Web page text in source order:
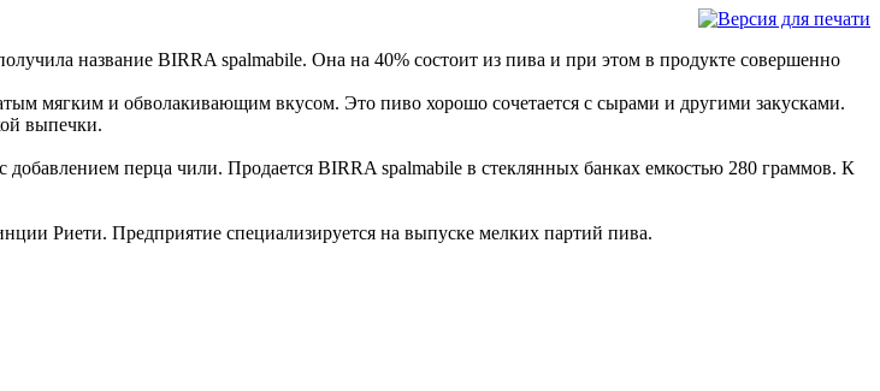
название BIRRA spalmabile. Она на 40% состоит из пива и при этом в продукте совершенно
мягким и обволакивающим вкусом. Это пиво хорошо сочетается с сырами и другими закусками.
выпечки.
перца чили. Продается BIRRA spalmabile в стеклянных банках емкостью 280 граммов. К
Риети. Предприятие специализируется на выпуске мелких партий пива.